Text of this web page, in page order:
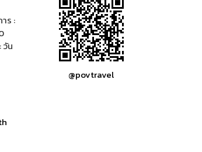
ร :
วัน
@povtravel